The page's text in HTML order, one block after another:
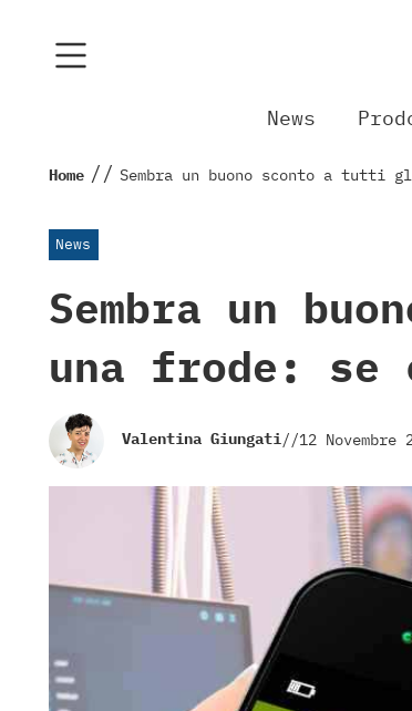
News
Home // Sembra un buono sconto a
News
Sembra un
una frode:
Valentina Giungati//12 Novembre